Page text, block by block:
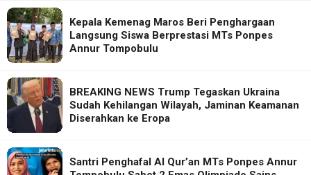
Kepala Kemenag Maros Beri Penghargaan
Langsung Siswa Berprestasi MTs Ponpes
Annur Tompobulu
BREAKING NEWS Trump Tegaskan Ukraina
Sudah Kehilangan Wilayah, Jaminan Keamanan
Diserahkan ke Eropa
Santri Penghafal Al Qur’an MTs Ponpes Annur